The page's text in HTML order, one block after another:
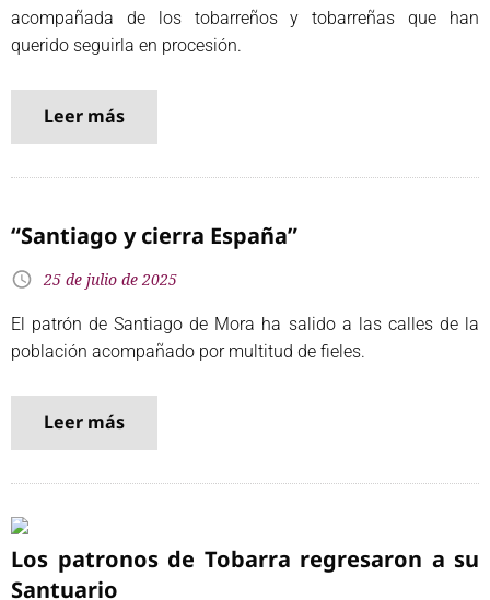
acompañada de los tobarreños y tobarreñas que han
querido seguirla en procesión.
Leer más
“Santiago y cierra España”
25 de julio de 2025
El patrón de Santiago de Mora ha salido a las calles de la
población acompañado por multitud de fieles.
Leer más
Los patronos de Tobarra regresaron a su
Santuario